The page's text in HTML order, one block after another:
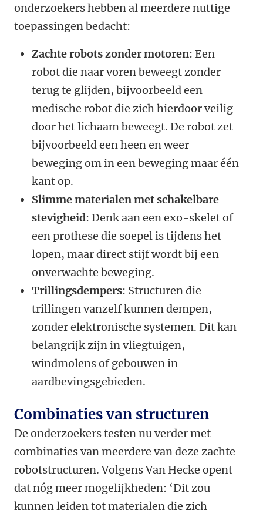
onderzoekers hebben al meerdere nuttige
toepassingen bedacht:
Zachte robots zonder motoren: Een
robot die naar voren beweegt zonder
terug te glijden, bijvoorbeeld een
medische robot die zich hierdoor veilig
door het lichaam beweegt. De robot zet
bijvoorbeeld een heen en weer
beweging om in een beweging maar één
kant op.
Slimme materialen met schakelbare
stevigheid: Denk aan een exo-skelet of
een prothese die soepel is tijdens het
lopen, maar direct stijf wordt bij een
onverwachte beweging.
Trillingsdempers: Structuren die
trillingen vanzelf kunnen dempen,
zonder elektronische systemen. Dit kan
belangrijk zijn in vliegtuigen,
windmolens of gebouwen in
aardbevingsgebieden.
Combinaties van structuren
De onderzoekers testen nu verder met
combinaties van meerdere van deze zachte
robotstructuren. Volgens Van Hecke opent
dat nóg meer mogelijkheden: ‘Dit zou
kunnen leiden tot materialen die zich